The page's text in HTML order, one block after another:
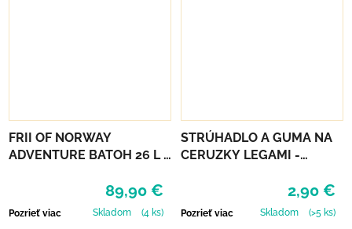
FRII OF NORWAY
ADVENTURE BATOH 26 L -
89,90 €
Pozrieť viac Skladom (4 ks)
STRÚHADLO A GUMA NA
CERUZKY LEGAMI -
2,90 €
Pozrieť viac Skladom (>5 ks)